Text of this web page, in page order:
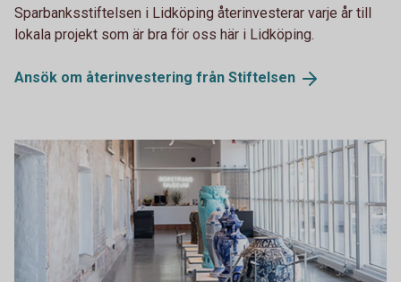
Sparbanksstiftelsen i Lidköping återinvesterar varje år till
lokala projekt som är bra för oss här i Lidköping.
Ansök om återinvestering från Stiftelsen